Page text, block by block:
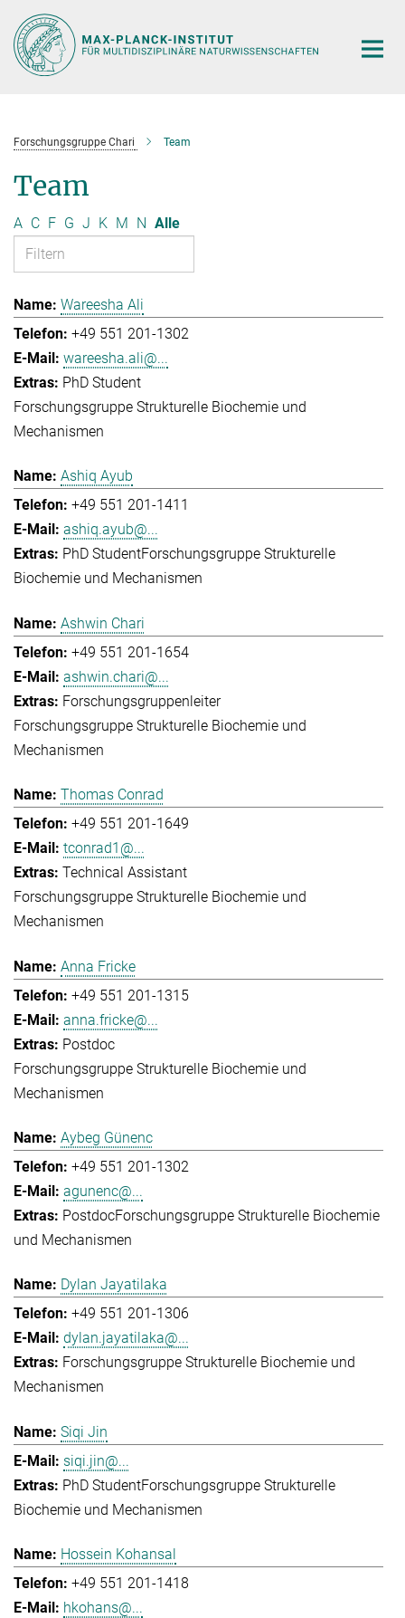
Hauptinhalt
Forschungsgruppe Chari Team
Team
A C F G J K M N Alle
Wareesha Ali
+49 551 201-1302
wareesha.ali@...
PhD Student
Forschungsgruppe Strukturelle Biochemie und
Mechanismen
Ashiq Ayub
+49 551 201-1411
ashiq.ayub@...
PhD StudentForschungsgruppe Strukturelle
Biochemie und Mechanismen
Ashwin Chari
+49 551 201-1654
ashwin.chari@...
Forschungsgruppenleiter
Forschungsgruppe Strukturelle Biochemie und
Mechanismen
Thomas Conrad
+49 551 201-1649
tconrad1@...
Technical Assistant
Forschungsgruppe Strukturelle Biochemie und
Mechanismen
Anna Fricke
+49 551 201-1315
anna.fricke@...
Postdoc
Forschungsgruppe Strukturelle Biochemie und
Mechanismen
Aybeg Günenc
+49 551 201-1302
agunenc@...
PostdocForschungsgruppe Strukturelle Biochemie
und Mechanismen
Dylan Jayatilaka
+49 551 201-1306
dylan.jayatilaka@...
Forschungsgruppe Strukturelle Biochemie und
Mechanismen
Siqi Jin
siqi.jin@...
PhD StudentForschungsgruppe Strukturelle
Biochemie und Mechanismen
Hossein Kohansal
+49 551 201-1418
hkohans@...